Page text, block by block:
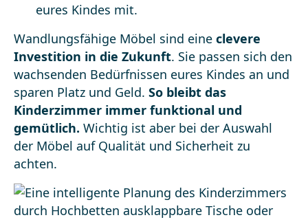
eures Kindes mit.
Wandlungsfähige Möbel sind eine clevere
Investition in die Zukunft. Sie passen sich den
wachsenden Bedürfnissen eures Kindes an und
sparen Platz und Geld. So bleibt das
Kinderzimmer immer funktional und
gemütlich. Wichtig ist aber bei der Auswahl
der Möbel auf Qualität und Sicherheit zu
achten.